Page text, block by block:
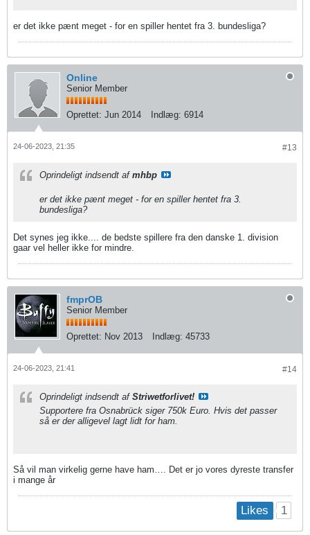
er det ikke pænt meget - for en spiller hentet fra 3. bundesliga?
Online
Senior Member
Oprettet: Jun 2014 Indlæg: 6914
#13
24-06-2023, 21:35
Oprindeligt indsendt af mhbp
er det ikke pænt meget - for en spiller hentet fra 3.
bundesliga?
Det synes jeg ikke.... de bedste spillere fra den danske 1. division
gaar vel heller ikke for mindre.
fmprOB
Senior Member
Oprettet: Nov 2013 Indlæg: 45733
#14
24-06-2023, 21:41
Oprindeligt indsendt af Striwetforlivet!
Supportere fra Osnabrück siger 750k Euro. Hvis det passer
så er der alligevel lagt lidt for ham.
Så vil man virkelig gerne have ham…. Det er jo vores dyreste transfer
i mange år
Likes 1